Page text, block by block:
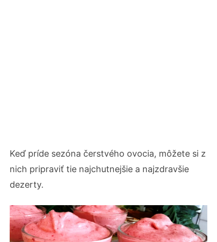
Keď príde sezóna čerstvého ovocia, môžete si z
nich pripraviť tie najchutnejšie a najzdravšie
dezerty.